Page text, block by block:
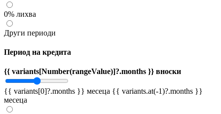
0% лихва
Други периоди
Период на кредита
{{ variants[Number(rangeValue)]?.months }} вноски
{{ variants[0]?.months }} месеца {{ variants.at(-1)?.months }}
месеца